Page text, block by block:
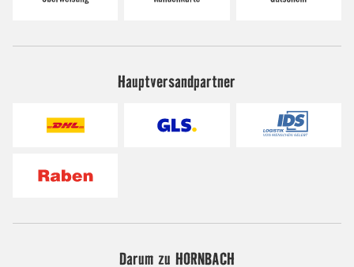
Hauptversandpartner
Darum zu HORNBACH